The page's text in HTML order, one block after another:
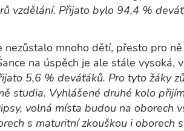
vzdělání. Přijato bylo 94,4 %
mnoho dětí, přesto pro
na úspěch je ale stále vysoká,
5,6 % deváťáků. Pro tyto žáky
studia. Vyhlášené druhé kolo
volná místa budou na oborech
s maturitní zkouškou i oborech